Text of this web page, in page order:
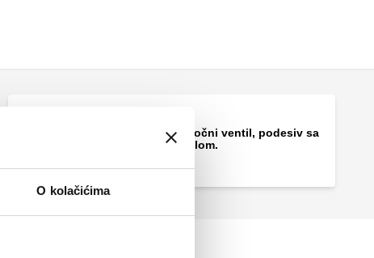
O kolačićima
Diferencijalni optočni ventil, podesiv sa
graduisanom skalom.